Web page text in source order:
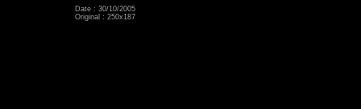
Date : 30/10/2005
Original : 250x187